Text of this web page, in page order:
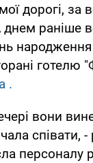
дорогі, за
раніше
готелю
.
вони
співати, -
персоналу